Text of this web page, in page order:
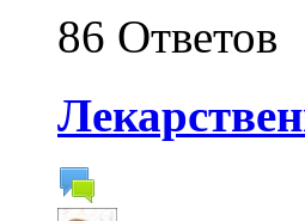
86 Ответов